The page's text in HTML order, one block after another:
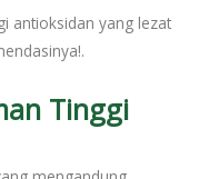
antioksidan yang lezat
Tinggi